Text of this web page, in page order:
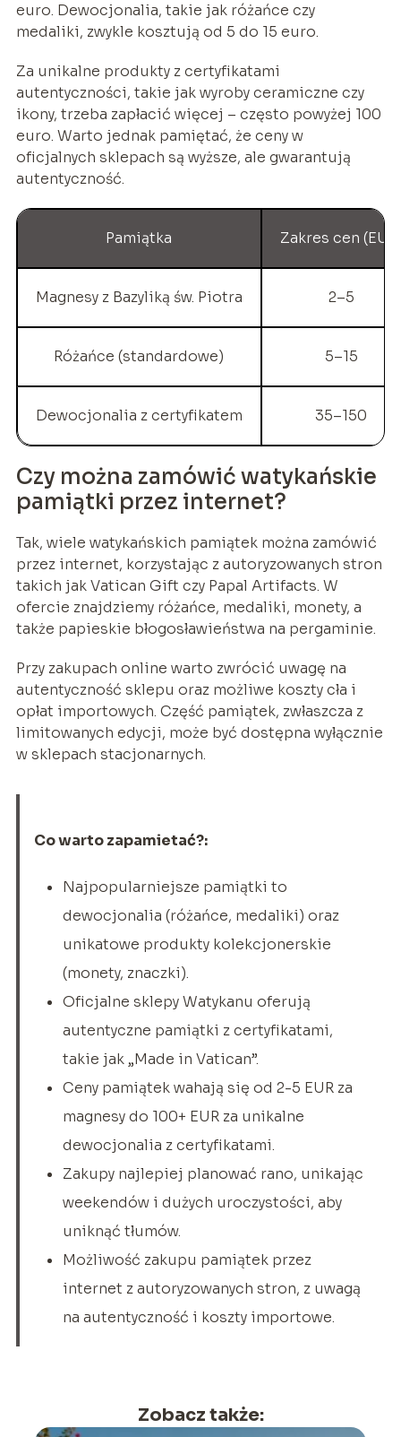
euro. Dewocjonalia, takie jak różańce czy
medaliki, zwykle kosztują od 5 do 15 euro.
Za unikalne produkty z certyfikatami
autentyczności, takie jak wyroby ceramiczne czy
ikony, trzeba zapłacić więcej – często powyżej 100
euro. Warto jednak pamiętać, że ceny w
oficjalnych sklepach są wyższe, ale gwarantują
autentyczność.
Pamiątka Zakres cen
Magnesy z Bazyliką św. Piotra 2–5
Różańce (standardowe) 5–15
Dewocjonalia z certyfikatem 35–150
Czy można zamówić watykańskie
pamiątki przez internet?
Tak, wiele watykańskich pamiątek można zamówić
przez internet, korzystając z autoryzowanych stron
takich jak Vatican Gift czy Papal Artifacts. W
ofercie znajdziemy różańce, medaliki, monety, a
także papieskie błogosławieństwa na pergaminie.
Przy zakupach online warto zwrócić uwagę na
autentyczność sklepu oraz możliwe koszty cła i
opłat importowych. Część pamiątek, zwłaszcza z
limitowanych edycji, może być dostępna wyłącznie
w sklepach stacjonarnych.
Co warto zapamietać?:
Najpopularniejsze pamiątki to
dewocjonalia (różańce, medaliki) oraz
unikatowe produkty kolekcjonerskie
(monety, znaczki).
Oficjalne sklepy Watykanu oferują
autentyczne pamiątki z certyfikatami,
takie jak „Made in Vatican”.
Ceny pamiątek wahają się od 2-5 EUR za
magnesy do 100+ EUR za unikalne
dewocjonalia z certyfikatami.
Zakupy najlepiej planować rano, unikając
weekendów i dużych uroczystości, aby
uniknąć tłumów.
Możliwość zakupu pamiątek przez
internet z autoryzowanych stron, z uwagą
na autentyczność i koszty importowe.
Zobacz także: